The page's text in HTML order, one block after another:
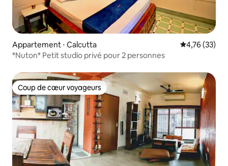
Appartement ⋅ Calcutta Évaluation
4,76 (33)
*Nuton* Petit studio privé pour 2 personnes
Coup de cœur voyageurs
Coup de cœur voyageurs